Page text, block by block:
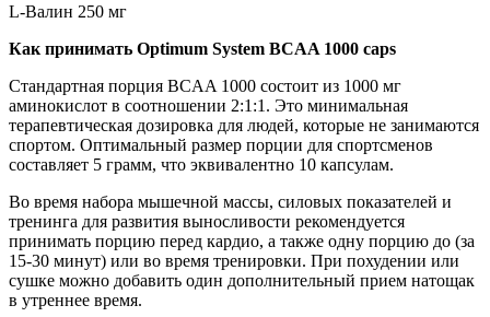
L-Валин 250 мг
Как принимать Optimum System BCAA 1000 caps
Стандартная порция BCAA 1000 состоит из 1000 мг
аминокислот в соотношении 2:1:1. Это минимальная
терапевтическая дозировка для людей, которые не занимаются
спортом. Оптимальный размер порции для спортсменов
составляет 5 грамм, что эквивалентно 10 капсулам.
Во время набора мышечной массы, силовых показателей и
тренинга для развития выносливости рекомендуется
принимать порцию перед кардио, а также одну порцию до (за
15-30 минут) или во время тренировки. При похудении или
сушке можно добавить один дополнительный прием натощак
в утреннее время.